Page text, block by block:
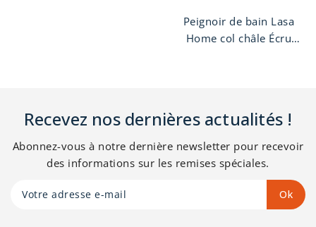
Peignoir de bain Lasa
Home col châle Écru
ceinture et deux
Recevez nos dernières actualités !
Abonnez-vous à notre dernière newsletter pour recevoir
des informations sur les remises spéciales.